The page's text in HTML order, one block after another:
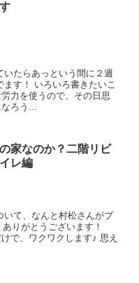
たらあっという間に２週
す！ いろいろ書きたいこ
力を使うので、その日思
ろう...
家なのか？二階リビ
レ編
て、なんと村松さんがブ
りがとうございます！
で、ワクワクします♪ 思え